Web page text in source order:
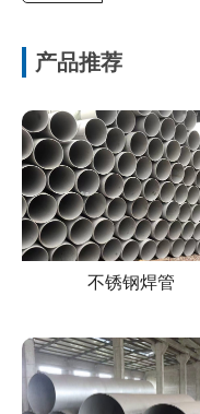
产品推荐
不锈钢焊管